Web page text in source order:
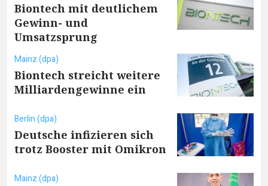
Biontech mit deutlichem
Gewinn- und
Umsatzsprung
Mainz (dpa)
Biontech streicht weitere
Milliardengewinne ein
Berlin (dpa)
Deutsche infizieren sich
trotz Booster mit Omikron
Mainz (dpa)